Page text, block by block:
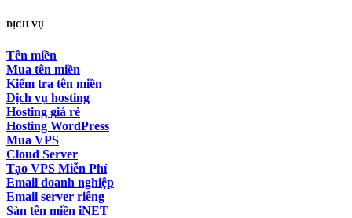
DỊCH VỤ
Tên miền
Mua tên miền
Kiểm tra tên miền
Dịch vụ hosting
Hosting giá rẻ
Hosting WordPress
Mua VPS
Cloud Server
Tạo VPS Miễn Phí
Email doanh nghiệp
Email server riêng
Sàn tên miền iNET